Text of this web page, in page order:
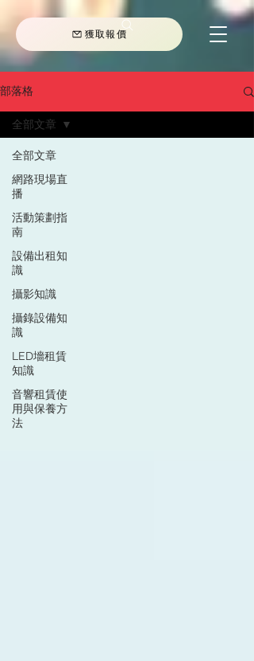
獲取報價
部落格
全部文章
網路現場直
播
活動策劃指
南
設備出租知
識
攝影知識
攝錄設備知
識
LED墻租賃
知識
音響租賃使
用與保養方
法
全部文章